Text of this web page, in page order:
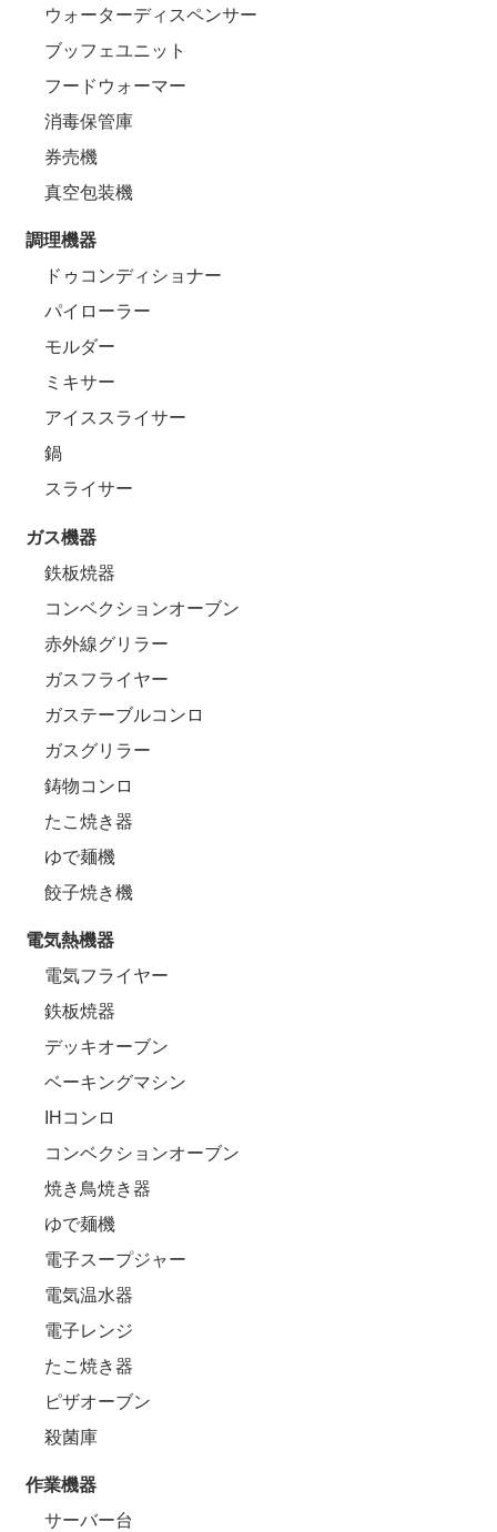
ウォーターディスペンサー
ブッフェユニット
フードウォーマー
消毒保管庫
券売機
真空包装機
調理機器
ドゥコンディショナー
パイローラー
モルダー
ミキサー
アイススライサー
鍋
スライサー
ガス機器
鉄板焼器
コンベクションオーブン
赤外線グリラー
ガスフライヤー
ガステーブルコンロ
ガスグリラー
鋳物コンロ
たこ焼き器
ゆで麺機
餃子焼き機
電気熱機器
電気フライヤー
鉄板焼器
デッキオーブン
ベーキングマシン
IHコンロ
コンベクションオーブン
焼き鳥焼き器
ゆで麺機
電子スープジャー
電気温水器
電子レンジ
たこ焼き器
ピザオーブン
殺菌庫
作業機器
サーバー台